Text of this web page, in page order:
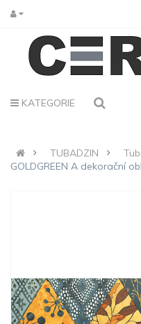
KATEGORIE
TUBADZIN
GOLDGREEN A dekorační